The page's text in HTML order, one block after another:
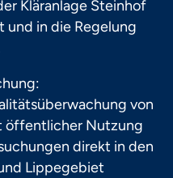
Kläranlage Steinhof
und in die Regelung
von
öffentlicher Nutzung
direkt in den
Lippegebiet